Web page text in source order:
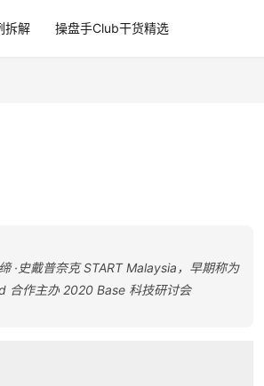
拆解 操盘手Club干货精选
·史戴普奈克 START Malaysia，早期称为
合作主办 2020 Base 科技研讨会